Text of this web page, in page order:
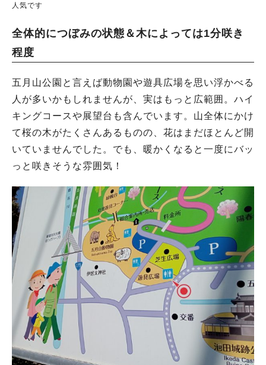
人気です
全体的につぼみの状態＆木によっては1分咲き
程度
五月山公園と言えば動物園や遊具広場を思い浮かべる
人が多いかもしれませんが、実はもっと広範囲。ハイ
キングコースや展望台も含んでいます。山全体にかけ
て桜の木がたくさんあるものの、花はまだほとんど開
いていませんでした。でも、暖かくなると一度にバッ
っと咲きそうな雰囲気！